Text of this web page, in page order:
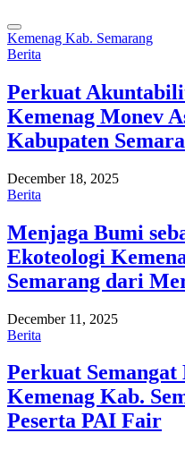
Kemenag Kab. Semarang
Berita
Perkuat
Kemenag Monev
Kabupaten
December 18, 2025
Berita
Menjaga Bumi
Ekoteologi
Semarang dari
December 11, 2025
Berita
Perkuat
Kemenag Kab.
Peserta PAI Fair